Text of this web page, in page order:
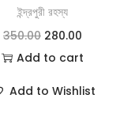
ইন্দ্রপুরী রহস্য
350.00 280.00
Add to cart
Add to Wishlist